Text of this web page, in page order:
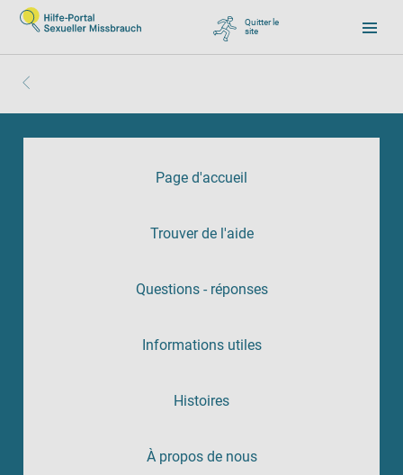
Quitter le
site, zu Google wechseln
Page d'accueil
Trouver de l'aide
Questions - réponses
Informations utiles
Histoires
À propos de nous